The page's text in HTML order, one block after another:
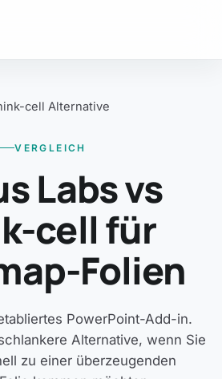
cell Alternative
VERGLEICH
Labs vs
cell für
Folien
PowerPoint-Add-in.
Alternative, wenn Sie
zu einer überzeugenden